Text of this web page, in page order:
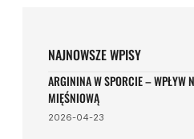
NAJNOWSZE WPISY
ARGININA W SPORCIE – WPŁYW
MIĘŚNIOWĄ
2026-04-23